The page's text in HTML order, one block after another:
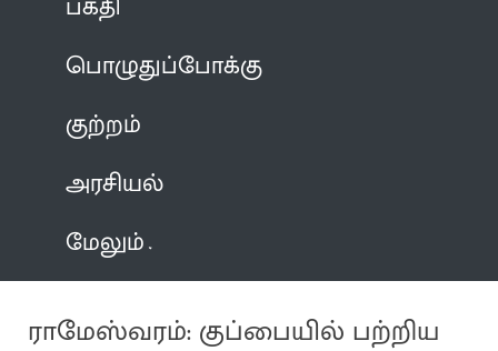
பொழுதுப்போக்கு
குற்றம்
அரசியல்
மேலும்
ராமேஸ்வரம்: குப்பையில் பற்றிய